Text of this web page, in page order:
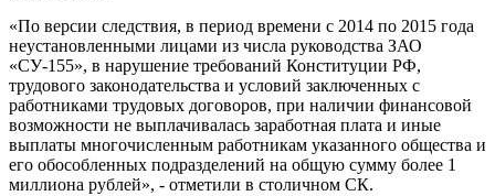
«По версии следствия, в период времени с 2014 по 2015 года
неустановленными лицами из числа руководства ЗАО
«СУ-155», в нарушение требований Конституции РФ,
трудового законодательства и условий заключенных с
работниками трудовых договоров, при наличии финансовой
возможности не выплачивалась заработная плата и иные
выплаты многочисленным работникам указанного общества и
его обособленных подразделений на общую сумму более 1
миллиона рублей», - отметили в столичном СК.